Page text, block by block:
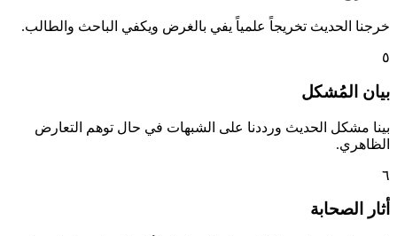
خرجنا الحديث تخريجاً علمياً يفي بالغرض ويكفي الباحث والطالب.
٥
بيان المُشكل
بينا مشكل الحديث ورددنا على الشبهات في حال توهم التعارض
الظاهري.
٦
أثار الصحابة